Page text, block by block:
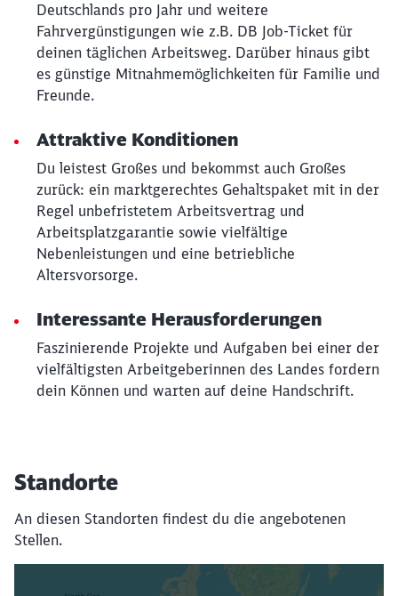
Deutschlands pro Jahr und weitere
Fahrvergünstigungen wie z.B. DB Job-Ticket für
deinen täglichen Arbeitsweg. Darüber hinaus gibt
es günstige Mitnahmemöglichkeiten für Familie und
Freunde.
Attraktive Konditionen
Du leistest Großes und bekommst auch Großes
zurück: ein marktgerechtes Gehaltspaket mit in der
Regel unbefristetem Arbeitsvertrag und
Arbeitsplatzgarantie sowie vielfältige
Nebenleistungen und eine betriebliche
Altersvorsorge.
Interessante Herausforderungen
Faszinierende Projekte und Aufgaben bei einer der
vielfältigsten Arbeitgeberinnen des Landes fordern
dein Können und warten auf deine Handschrift.
Standorte
An diesen Standorten findest du die angebotenen
Stellen.